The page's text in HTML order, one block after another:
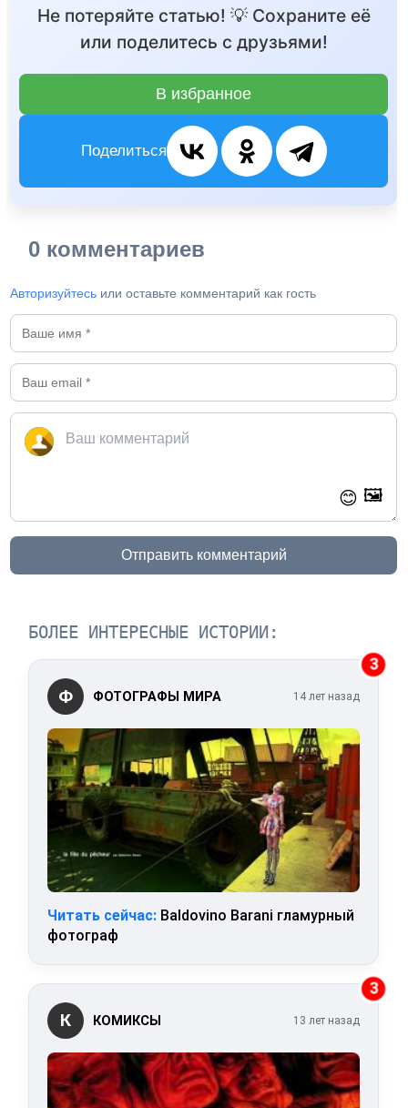
Не потеряйте статью! 💡 Сохраните её
или поделитесь с друзьями!
В избранное
Поделиться
0 комментариев
Авторизуйтесь или оставьте комментарий как гость
😊 🖼️
Отправить комментарий
БОЛЕЕ ИНТЕРЕСНЫЕ ИСТОРИИ:
3
Ф ФОТОГРАФЫ МИРА 14 лет назад
Читать сейчас: Baldovino Barani гламурный
фотограф
3
К КОМИКСЫ 13 лет назад